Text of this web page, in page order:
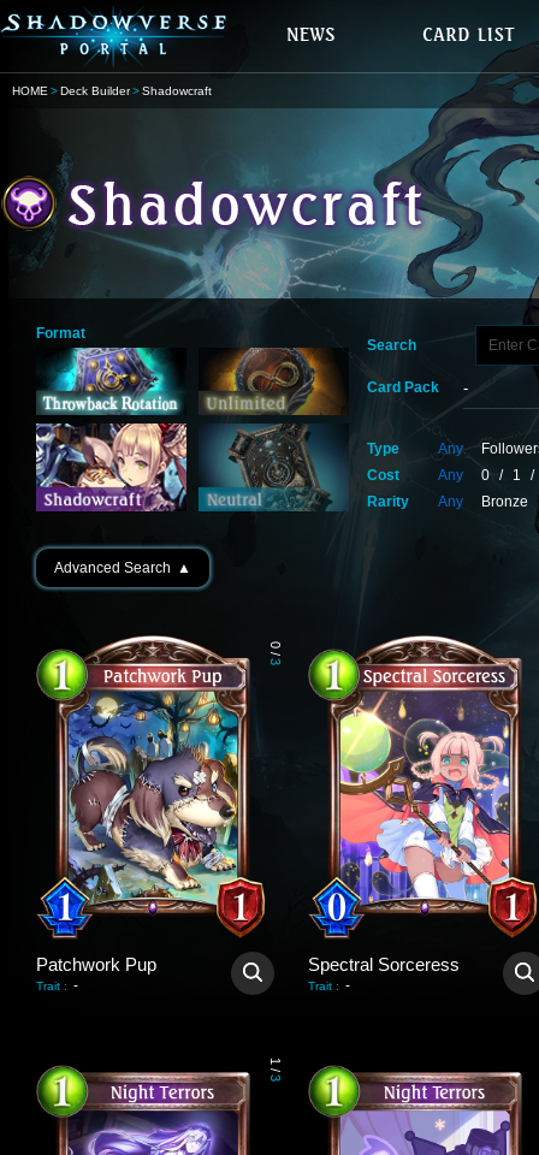
HOME Deck Builder Shadowcraft
Format
Search
Card Pack
Type Any
Cost
Any 0 / 1
/
Rarity
Any Bronze
Advanced Search ▲
0
/
3
Patchwork Pup
Trait : -
Spectral Sorceress
Trait : -
1
/
3